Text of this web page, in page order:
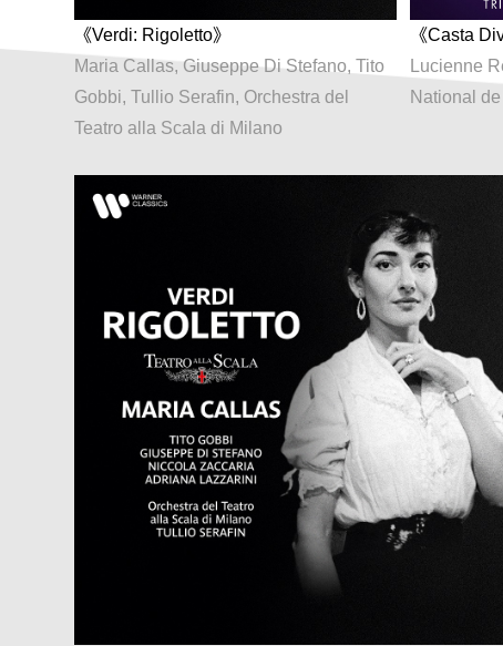
《Verdi: Rigoletto》
Maria Callas, Giuseppe Di Stefano, Tito
Gobbi, Tullio Serafin, Orchestra del
Teatro alla Scala di Milano
《Casta
Lucienne
National